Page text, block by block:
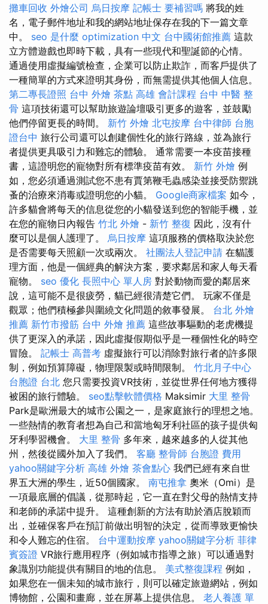
攤車回收 外燴公司 烏日按摩 記帳士 要補習嗎 將我的姓
名，電子郵件地址和我的網站地址保存在我的下一篇文章
中。 seo 是什麼 optimization 中文 台中國術館推薦 這款
立方體遊戲也即時下載，具有一些現代和聖誕節的心情。
通過使用虛擬編號檢查，企業可以防止欺詐，而客戶提供了
一種簡單的方式來證明其身份，而無需提供其他個人信息。
第二專長證照 台中 外燴 茶點 高雄 會計課程 台中 中醫 整
骨 這項技術還可以幫助旅遊論壇吸引更多的遊客，並鼓勵
他們停留更長的時間。 新竹 外燴 北屯按摩 台中律師 台胞
證台中 旅行公司還可以創建個性化的旅行路線，並為旅行
者提供更具吸引力和難忘的體驗。 通常需要一本疫苗接種
書，這證明您的寵物對所有標準疫苗有效。 新竹 外燴 例
如，您必須通過測試您不患有賈第鞭毛蟲感染並接受防禦跳
蚤的治療來消毒或證明您的小貓。 Google商家檔案 如今，
許多貓會將每天的信息從您的小貓發送到您的智能手機，並
在您的寵物日內報告 竹北 外燴 - 新竹 整復 因此，沒有什
麼可以是個人護理了。 烏日按摩 這項服務的價格取決於您
是否需要每天照顧一次或兩次。 社團法人登記申請 在貓護
理方面，他是一個經典的解決方案，要求鄰居和家人每天看
寵物。 seo 優化 長照中心 單人房 對於動物而愛的鄰居來
說，這可能不是很疲勞，貓已經很清楚它們。 玩家不僅是
觀眾；他們積極參與圍繞文化問題的敘事發展。 台北 外燴
推薦 新竹市撥筋 台中 外燴 推薦 這些故事驅動的老虎機提
供了更深入的承諾，因此虛擬假期似乎是一種個性化的時空
冒險。 記帳士 高普考 虛擬旅行可以消除對旅行者的許多限
制，例如預算障礙，物理限製或時間限制。 竹北月子中心
台胞證 台北 您只需要投資VR技術，並從世界任何地方獲得
被困的旅行體驗。 seo點擊軟體價格 Maksimir 大里 整骨
Park是歐洲最大的城市公園之一，是家庭旅行的理想之地。
一些熱情的教育者想為自己和當地匈牙利社區的孩子提供匈
牙利學習機會。 大里 整骨 多年來，越來越多的人從其他
州，然後從國外加入了我們。 客廳 整骨師 台胞證 費用
yahoo關鍵字分析 高雄 外燴 茶會點心 我們已經有來自世
界五大洲的學生，近50個國家。 南屯推拿 奧米（Omi）是
一項最底層的倡議，從那時起，它一直在對父母的熱情支持
和老師的承諾中提升。 這種創新的方法有助於酒店脫穎而
出，並確保客戶在預訂前做出明智的決定，從而導致更愉快
和令人難忘的住宿。 台中運動按摩 yahoo關鍵字分析 菲律
賓簽證 VR旅行應用程序（例如城市指導之旅）可以通過對
象識別功能提供有關目的地的信息。 美式整復課程 例如，
如果您在一個未知的城市旅行，則可以確定旅遊網站，例如
博物館，公園和畫廊，並在屏幕上提供信息。 老人養護 單